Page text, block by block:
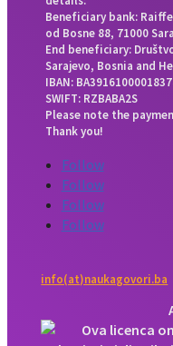
Beneficiary bank:
od Bosne 88, 71000
End beneficiary:
Sarajevo, Bosnia and
IBAN:
SWIFT: RZBABA2S
Please note the
Thank you!
Follow
Follow
Follow
Follow
info(at)naukagovori.ba